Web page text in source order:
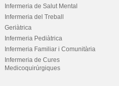
Infermeria de Salut Mental
Infermeria del Treball
Geriàtrica
Infermeria Pediàtrica
Infermeria Familiar i Comunitària
Infermeria de Cures
Medicoquirúrgiques